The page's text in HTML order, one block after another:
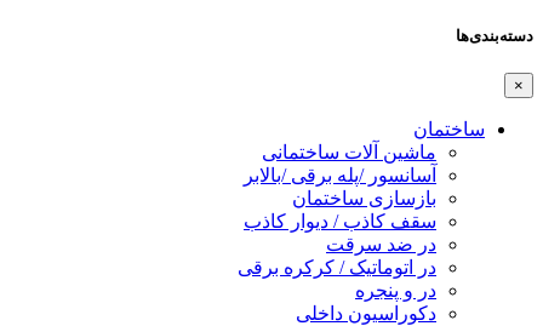
دسته‌بندی‌ها
×
ساختمان
ماشین آلات ساختمانی
آسانسور /پله برقی /بالابر
بازسازی ساختمان
سقف کاذب / دیوار کاذب
در ضد سرقت
در اتوماتیک / کرکره برقی
در و پنجره
دکوراسیون داخلی